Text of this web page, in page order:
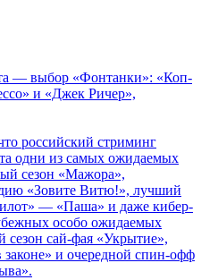
— выбор «Фонтанки»: «Коп-
и «Джек Ричер»,
российский стриминг
одни из самых ожидаемых
сезон «Мажора»,
«Зовите Витю!», лучший
— «Паша» и даже кибер-
особо ожидаемых
сезон сай-фая «Укрытие»,
и очередной спин-офф